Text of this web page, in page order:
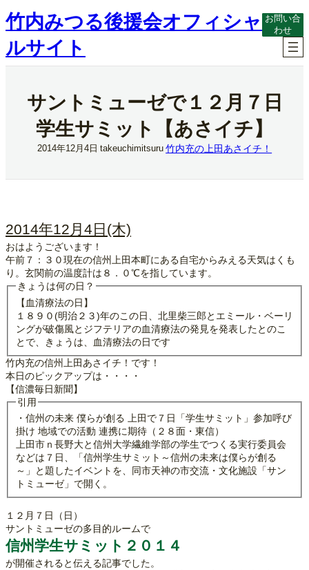
内
容
ス
キ
竹内みつる後援会オフィシャ
ルサイト
お問い合
わせ
サントミューゼで１２月７日
学生サミット【あさイチ】
2014年12月4日 takeuchimitsuru 竹内充の上田あさイチ！
2014年12月4日(木)
おはようございます！
午前７：３０現在の信州上田本町にある自宅からみえる天気はくも
り。玄関前の温度計は８．０℃を指しています。
きょうは何の日？
【血清療法の日】
１８９０(明治２３)年のこの日、北里柴三郎とエミール・ベーリ
ングが破傷風とジフテリアの血清療法の発見を発表したとのこ
とで、きょうは、血清療法の日です
竹内充の信州上田あさイチ！です！
本日のピックアップは・・・・
【信濃毎日新聞】
引用
・信州の未来 僕らが創る 上田で７日「学生サミット」参加呼び
掛け 地域での活動 連携に期待（２８面・東信）
上田市ｎ長野大と信州大学繊維学部の学生でつくる実行委員会
などは７日、「信州学生サミット～信州の未来は僕らが創る
～」と題したイベントを、同市天神の市交流・文化施設「サン
トミューゼ」で開く。
１２月７日（日）
サントミューゼの多目的ルームで
信州学生サミット２０１４
が開催されると伝える記事でした。